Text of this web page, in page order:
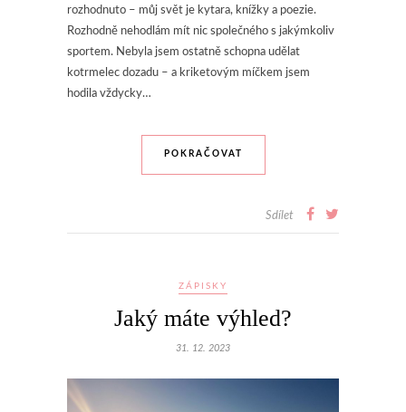
rozhodnuto – můj svět je kytara, knížky a poezie.
Rozhodně nehodlám mít nic společného s jakýmkoliv
sportem. Nebyla jsem ostatně schopna udělat
kotrmelec dozadu – a kriketovým míčkem jsem
hodila vždycky…
POKRAČOVAT
Sdílet
ZÁPISKY
Jaký máte výhled?
31. 12. 2023